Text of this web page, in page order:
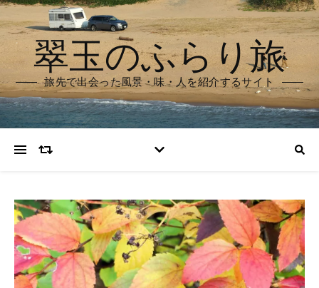
翠玉のふらり旅
旅先で出会った風景・味・人を紹介するサイト